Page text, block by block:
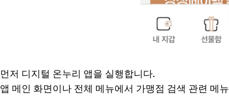
먼저 디지털 온누리 앱을 실행합니다.
앱 메인 화면이나 전체 메뉴에서 가맹점 검색 관련 메